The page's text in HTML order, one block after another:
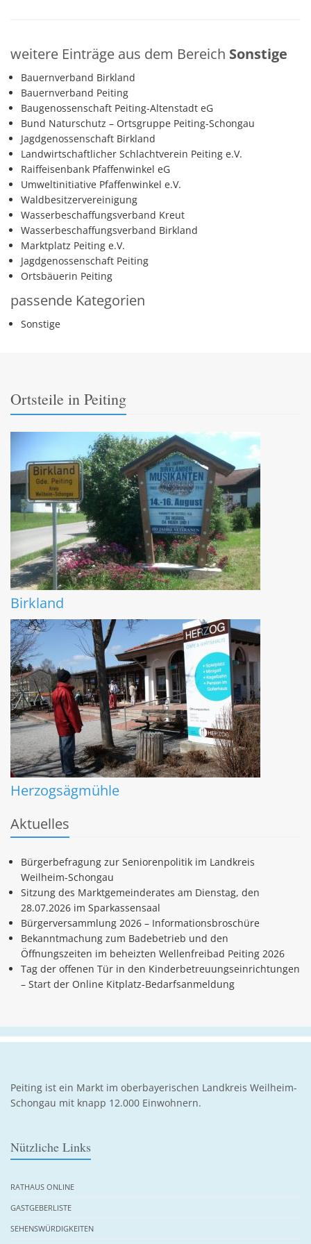
weitere Einträge aus dem Bereich Sonstige
Bauernverband Birkland
Bauernverband Peiting
Baugenossenschaft Peiting-Altenstadt eG
Bund Naturschutz – Ortsgruppe Peiting-Schongau
Jagdgenossenschaft Birkland
Landwirtschaftlicher Schlachtverein Peiting e.V.
Raiffeisenbank Pfaffenwinkel eG
Umweltinitiative Pfaffenwinkel e.V.
Waldbesitzervereinigung
Wasserbeschaffungsverband Kreut
Wasserbeschaffungsverband Birkland
Marktplatz Peiting e.V.
Jagdgenossenschaft Peiting
Ortsbäuerin Peiting
passende Kategorien
Sonstige
Ortsteile in Peiting
Birkland
Herzogsägmühle
Aktuelles
Bürgerbefragung zur Seniorenpolitik im Landkreis
Weilheim-Schongau
Sitzung des Marktgemeinderates am Dienstag, den
28.07.2026 im Sparkassensaal
Bürgerversammlung 2026 – Informationsbroschüre
Bekanntmachung zum Badebetrieb und den
Öffnungszeiten im beheizten Wellenfreibad Peiting 2026
Tag der offenen Tür in den Kinderbetreuungseinrichtungen
– Start der Online Kitplatz-Bedarfsanmeldung
Peiting ist ein Markt im oberbayerischen Landkreis Weilheim-
Schongau mit knapp 12.000 Einwohnern.
Nützliche Links
RATHAUS ONLINE
GASTGEBERLISTE
SEHENSWÜRDIGKEITEN